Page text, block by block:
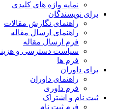
نمایه واژه های کلیدی
برای نویسندگان
راهنمای نگارش مقالات
راهنمای ارسال مقاله
فرم ارسال مقاله
سیاست دسترسی و
فرم ها
برای داوران
راهنمای داوران
فرم داوری
ثبت نام و اشتراک
فرم ثبت نام